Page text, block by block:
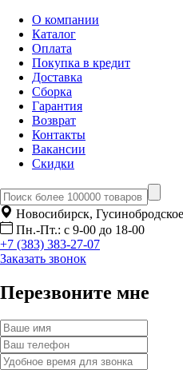
О компании
Каталог
Оплата
Покупка в кредит
Доставка
Сборка
Гарантия
Возврат
Контакты
Вакансии
Скидки
Новосибирск,
Пн.-Пт.: с 9-00 до 18-00
+7 (383) 383-27-07
Заказать звонок
Перезвоните мне